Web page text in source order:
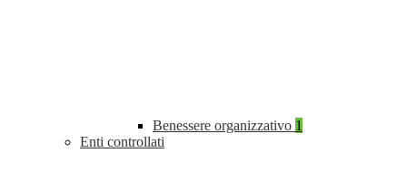
Benessere organizzativo 1
Enti controllati